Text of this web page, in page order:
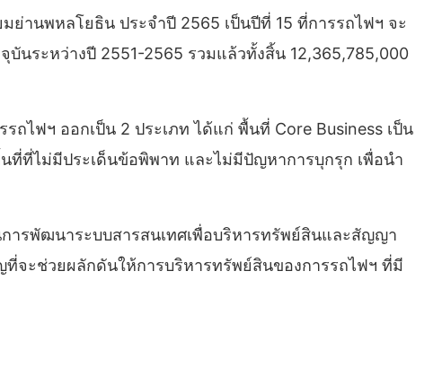
านพหลโยธิน ประจำปี 2565 เป็นปีที่ 15 ที่การรถไฟฯ จะ
นระหว่างปี 2551-2565 รวมแล้วทั้งสิ้น 12,365,785,000
ถไฟฯ ออกเป็น 2 ประเภท ได้แก่ พื้นที่ Core Business เป็น
ที่ที่ไม่มีประเด็นข้อพิพาท และไม่มีปัญหาการบุกรุก เพื่อนำ
ารพัฒนาระบบสารสนเทศเพื่อบริหารทรัพย์สินและสัญญา
ที่จะช่วยผลักดันให้การบริหารทรัพย์สินของการรถไฟฯ ที่มี